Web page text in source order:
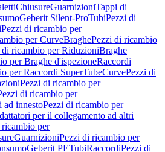
ChiusureGuarnizioniTappi di
Geberit Silent-ProTubiPezzi di
Pezzi di ricambio per
per CurveBraghePezzi di ricambio
di ricambio per RiduzioniBraghe
per Braghe d'ispezioneRaccordi
per Raccordi SuperTubeCurvePezzi di
Pezzi di ricambio per
di ricambio per
ad innestoPezzi di ricambio per
per il collegamento ad altri
per
GuarnizioniPezzi di ricambio per
Geberit PETubiRaccordiPezzi di